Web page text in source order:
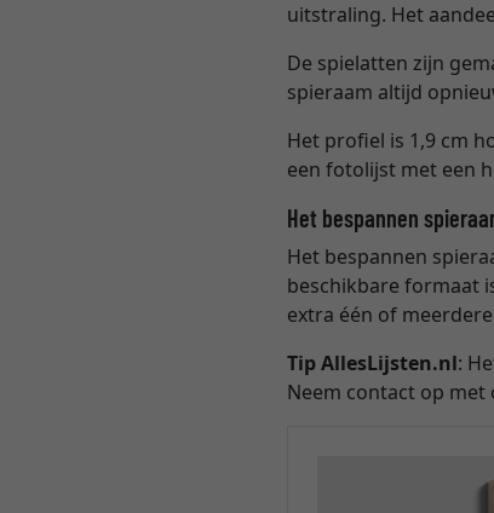
uitstraling. Het
De spielatten zijn
spieraam altijd
Het profiel is 1,9 cm
een fotolijst met een
Het bespannen
Het bespannen
beschikbare formaat
extra één of
Tip AllesLijsten.nl:
Neem contact op met